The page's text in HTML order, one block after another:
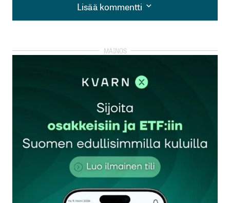
Lisää kommentti
Lisää kommentti
kirjautua
rekisteröityä
Sähköpostiosoitettasi ei julkaista.Pakolliset
kentät on merkitty*
Kommentti*